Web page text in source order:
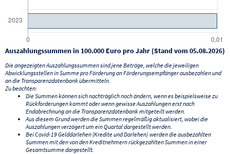
Auszahlungssummen in 100.000 Euro pro Jahr (Stand vom 05.08.2026)
Die angezeigten Auszahlungssummen sind jene Beträge, welche die jeweiligen
Abwicklungsstellen in Summe pro Förderung an Förderungsempfänger ausbezahlen und
an die Transparenzdatenbank übermitteln.
Zu beachten:
Die Summen können sich nachträglich noch ändern, wenn es beispielsweise zu
Rückforderungen kommt oder wenn gewisse Auszahlungen erst nach
Endabrechnung an die Transparenzdatenbank mitgeteilt werden.
Aus diesem Grund werden die Summen regelmäßig aktualisiert, wobei die
Auszahlungen verzögert um ein Quartal dargestellt werden.
Bei Covid-19 Gelddarlehen (Kredite und Darlehen) werden die ausbezahlten
Summen mit den von den Kreditnehmern rückgezahlten Summen in einer
Gesamtsumme dargestellt.